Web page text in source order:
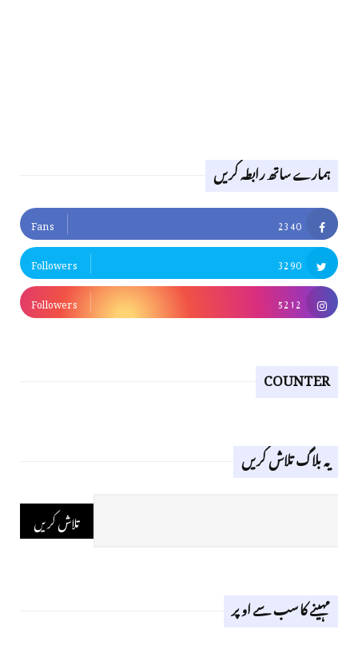
ہمارے ساتھ رابطہ کریں
2340
Fans
3290
Followers
5212
Followers
COUNTER
یہ بلاگ تلاش کریں
مہینے کا سب سے اوپر